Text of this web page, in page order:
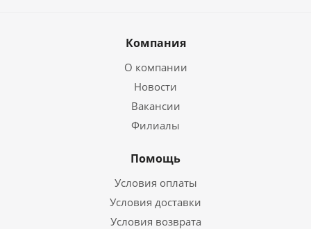
Компания
О компании
Новости
Вакансии
Филиалы
Помощь
Условия оплаты
Условия доставки
Условия возврата